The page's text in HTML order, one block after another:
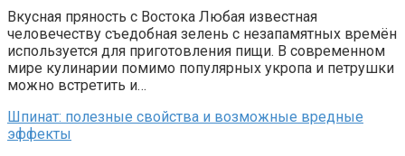
Вкусная пряность с Востока Любая известная
человечеству съедобная зелень с незапамятных времён
используется для приготовления пищи. В современном
мире кулинарии помимо популярных укропа и петрушки
можно встретить и…
Шпинат: полезные свойства и возможные вредные
эффекты